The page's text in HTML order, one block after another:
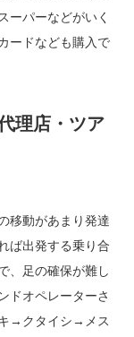
ーパーなどがいく
ードなども購入で
理店・ツア
移動があまり発達
ば出発する乗り合
、足の確保が難し
ドオペレーターさ
→クタイシ→メス